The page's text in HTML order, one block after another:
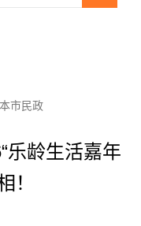
市民政
乐龄生活嘉年
！